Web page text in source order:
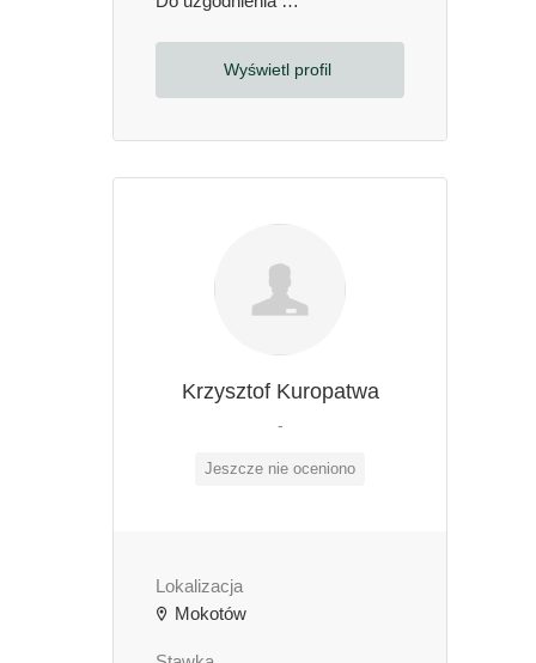
Wyświetl profil
Krzysztof Kuropatwa
-
Jeszcze nie oceniono
Lokalizacja
Mokotów